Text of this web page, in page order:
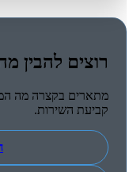
רוצים להבין
מתארים בקצרה מה
קביעת השירות.